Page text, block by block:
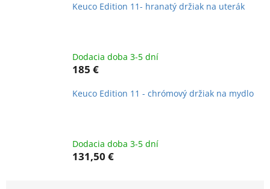
Keuco Edition 11- hranatý držiak na uterák
Dodacia doba 3-5 dní
185 €
Keuco Edition 11 - chrómový držiak na mydlo
Dodacia doba 3-5 dní
131,50 €